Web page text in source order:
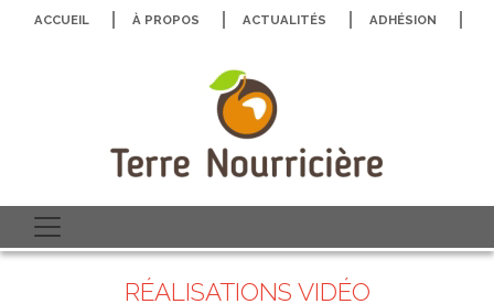
ACCUEIL À PROPOS ACTUALITÉS ADHÉSION
RÉALISATIONS VIDÉO